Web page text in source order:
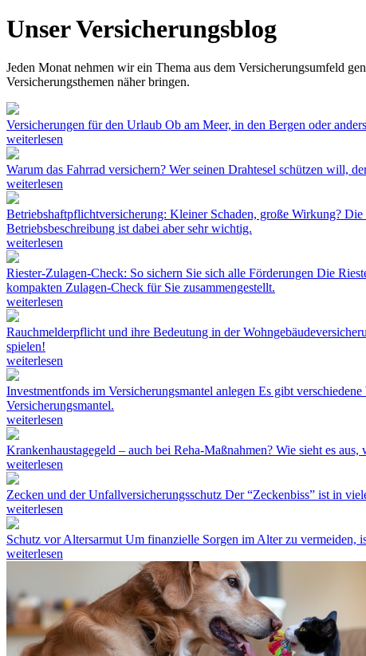
Unser Versicherungsblog
Jeden Monat nehmen wir ein Thema aus dem Versicherungsumfeld
Versicherungsthemen näher bringen.
Versicherungen für den Urlaub Ob am Meer, in den Bergen oder
weiterlesen
Warum das Fahrrad versichern? Wer seinen Drahtesel schützen will,
weiterlesen
Betriebshaftpflichtversicherung: Kleiner Schaden, große Wirkung? Die
Betriebsbeschreibung ist dabei aber sehr wichtig.
weiterlesen
Riester-Zulagen-Check: So sichern Sie sich alle Förderungen Die
kompakten Zulagen-Check für Sie zusammengestellt.
weiterlesen
Rauchmelderpflicht und ihre Bedeutung in der
spielen!
weiterlesen
Investmentfonds im Versicherungsmantel anlegen Es gibt
Versicherungsmantel.
weiterlesen
Krankenhaustagegeld – auch bei Reha-Maßnahmen? Wie sieht es aus,
weiterlesen
Zecken und der Unfallversicherungsschutz Der “Zeckenbiss” ist in
weiterlesen
Schutz vor Altersarmut Um finanzielle Sorgen im Alter zu vermeiden,
weiterlesen